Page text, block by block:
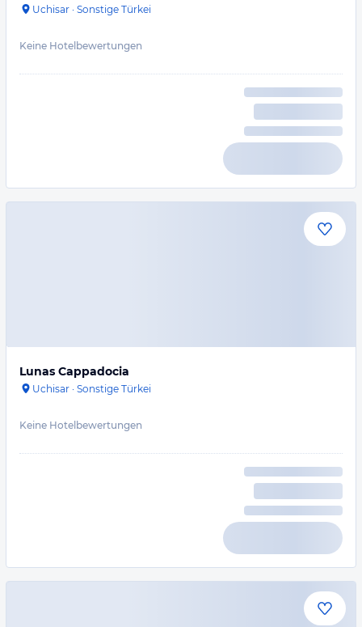
Uchisar · Sonstige Türkei
Keine Hotelbewertungen
Lunas Cappadocia
Uchisar · Sonstige Türkei
Keine Hotelbewertungen